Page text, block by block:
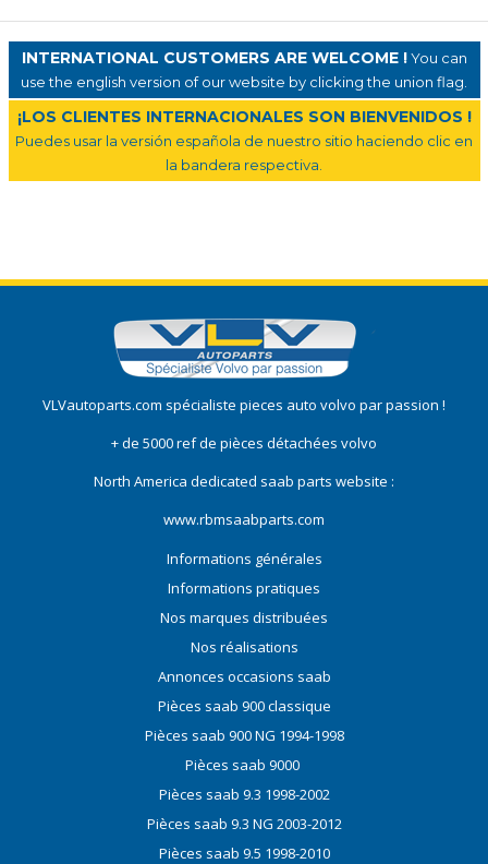
INTERNATIONAL CUSTOMERS ARE WELCOME !You can
use the english version of our website by clicking the union flag.
¡LOS CLIENTES INTERNACIONALES SON BIENVENIDOS !
Puedes usar la versión española de nuestro sitio haciendo clic en
la bandera respectiva.
VLVautoparts.com spécialiste pieces auto volvo par passion !
+ de 5000 ref de pièces détachées volvo
North America dedicated saab parts website :
www.rbmsaabparts.com
Informations générales
Informations pratiques
Nos marques distribuées
Nos réalisations
Annonces occasions saab
Pièces saab 900 classique
Pièces saab 900 NG 1994-1998
Pièces saab 9000
Pièces saab 9.3 1998-2002
Pièces saab 9.3 NG 2003-2012
Pièces saab 9.5 1998-2010